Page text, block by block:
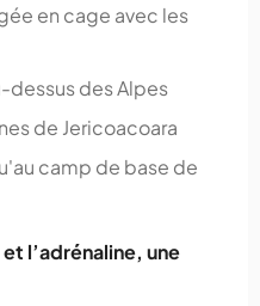
en cage avec les
dessus des Alpes
de Jericoacoara
camp de base de
l’adrénaline, une